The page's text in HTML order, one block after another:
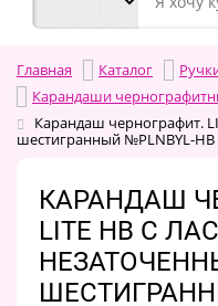
Главная Каталог
Карандаши
Карандаш чернографит.
шестигранный №PLNBYL-HB
КАРАНДАШ
LITE НВ С